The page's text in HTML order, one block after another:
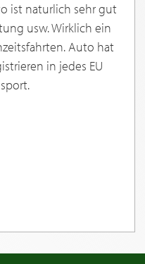
ist naturlich sehr gut
usw. Wirklich ein
Auto hat
in jedes EU